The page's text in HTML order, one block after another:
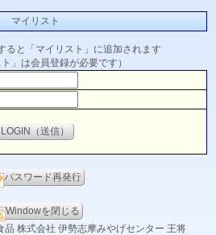
マイリスト
ると「マイリスト」に追加されます
ト」は会員登録が必要です）
パスワード再発行
Windowを閉じる
株式会社 伊勢志摩みやげセンター 王将